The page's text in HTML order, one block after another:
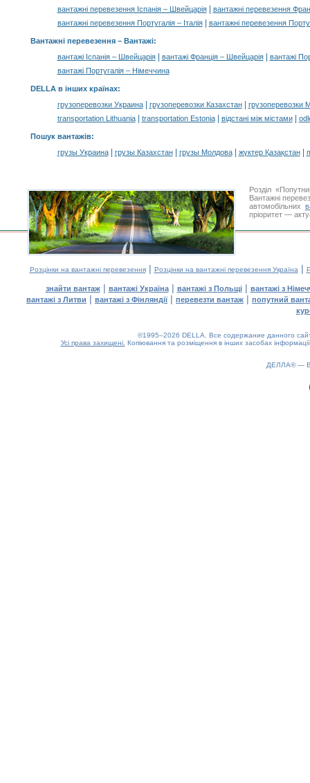
вантажні перевезення Іспанія – Швейцарія|
вантажні перевезення
вантажні перевезення Португалія – Італія| вантажні перевезення
Вантажні перевезення – Вантажі:
вантажі Іспанія – Швейцарія| вантажі Франція – Швейцарія|
вантажі
вантажі Португалія – Німеччина
DELLA в інших країнах:
грузоперевозки Украина| грузоперевозки Казахстан|
грузоперевозки
transportation Lithuania| transportation Estonia| відстані між містами|
Пошук вантажів:
грузы Украина| грузы Казахстан| грузы Молдова| жүктер Қазақстан|
Розділ
Вантажні
автомобільних
пріоритет —
Розцінки на вантажні перевезення| Розцінки на вантажні перевезення Україна |
знайти вантаж| вантажі Україна| вантажі з Польщі| вантажі з
вантажі з Литви | вантажі з Фінляндії| перевезти вантаж | попутний
©1995–2026 DELLA. Все содержание данного
Усі права захищені. Копіювання та розміщення в інших засобах
ДЕЛЛА® —